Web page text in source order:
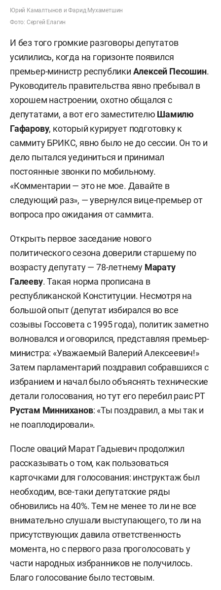
Юрий Камалтынов и Фарид Мухаметшин
Фото: Сергей Елагин
И без того громкие разговоры депутатов
усилились, когда на горизонте появился
премьер-министр республики Алексей Песошин.
Руководитель правительства явно пребывал в
хорошем настроении, охотно общался с
депутатами, а вот его заместителю Шамилю
Гафарову, который курирует подготовку к
саммиту БРИКС, явно было не до сессии. Он то и
дело пытался уединиться и принимал
постоянные звонки по мобильному.
«Комментарии — это не мое. Давайте в
следующий раз», — увернулся вице-премьер от
вопроса про ожидания от саммита.
Открыть первое заседание нового
политического сезона доверили старшему по
возрасту депутату — 78-летнему Марату
Галееву. Такая норма прописана в
республиканской Конституции. Несмотря на
большой опыт (депутат избирался во все
созывы Госсовета с 1995 года), политик заметно
волновался и оговорился, представляя премьер-
министра: «Уважаемый Валерий Алексеевич!»
Затем парламентарий поздравил собравшихся с
избранием и начал было объяснять технические
детали голосования, но тут его перебил раис РТ
Рустам Минниханов: «Ты поздравил, а мы так и
не поаплодировали».
После оваций Марат Гадыевич продолжил
рассказывать о том, как пользоваться
карточками для голосования: инструктаж был
необходим, все-таки депутатские ряды
обновились на 40%. Тем не менее то ли не все
внимательно слушали выступающего, то ли на
присутствующих давила ответственность
момента, но с первого раза проголосовать у
части народных избранников не получилось.
Благо голосование было тестовым.